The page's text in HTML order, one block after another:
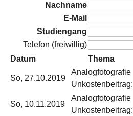
Nachname
E-Mail
Studiengang
Telefon (freiwillig)
Datum
Thema
So, 27.10.2019
Analogfotografie
So, 10.11.2019
Analogfotografie